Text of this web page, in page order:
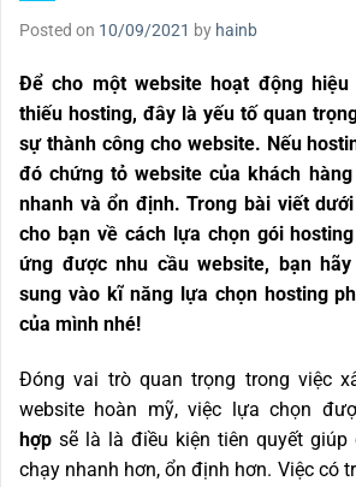
Posted on 10/09/2021 by hainb
Để cho một website hoạt động hiệu
thiếu hosting, đây l à yếu tố quan trọ
sựthành công cho website. Nếu
đó chứng tỏ website của khách
nhanh vàổn định. Trong bài viết dưới
cho bạn vềcách l ựa chọn gói
ứng được nhu cầu website, bạn
sung vào kĩnăng l ựa chọn hosting
của mình nhé!
Đóng vai trò quan trọng trong việc
website hoàn mỹ, việc lựa chọn
hợp sẽ là là điều kiện tiên quyết giúp
chạy nhanh hơn, ổn định hơn. Việc có